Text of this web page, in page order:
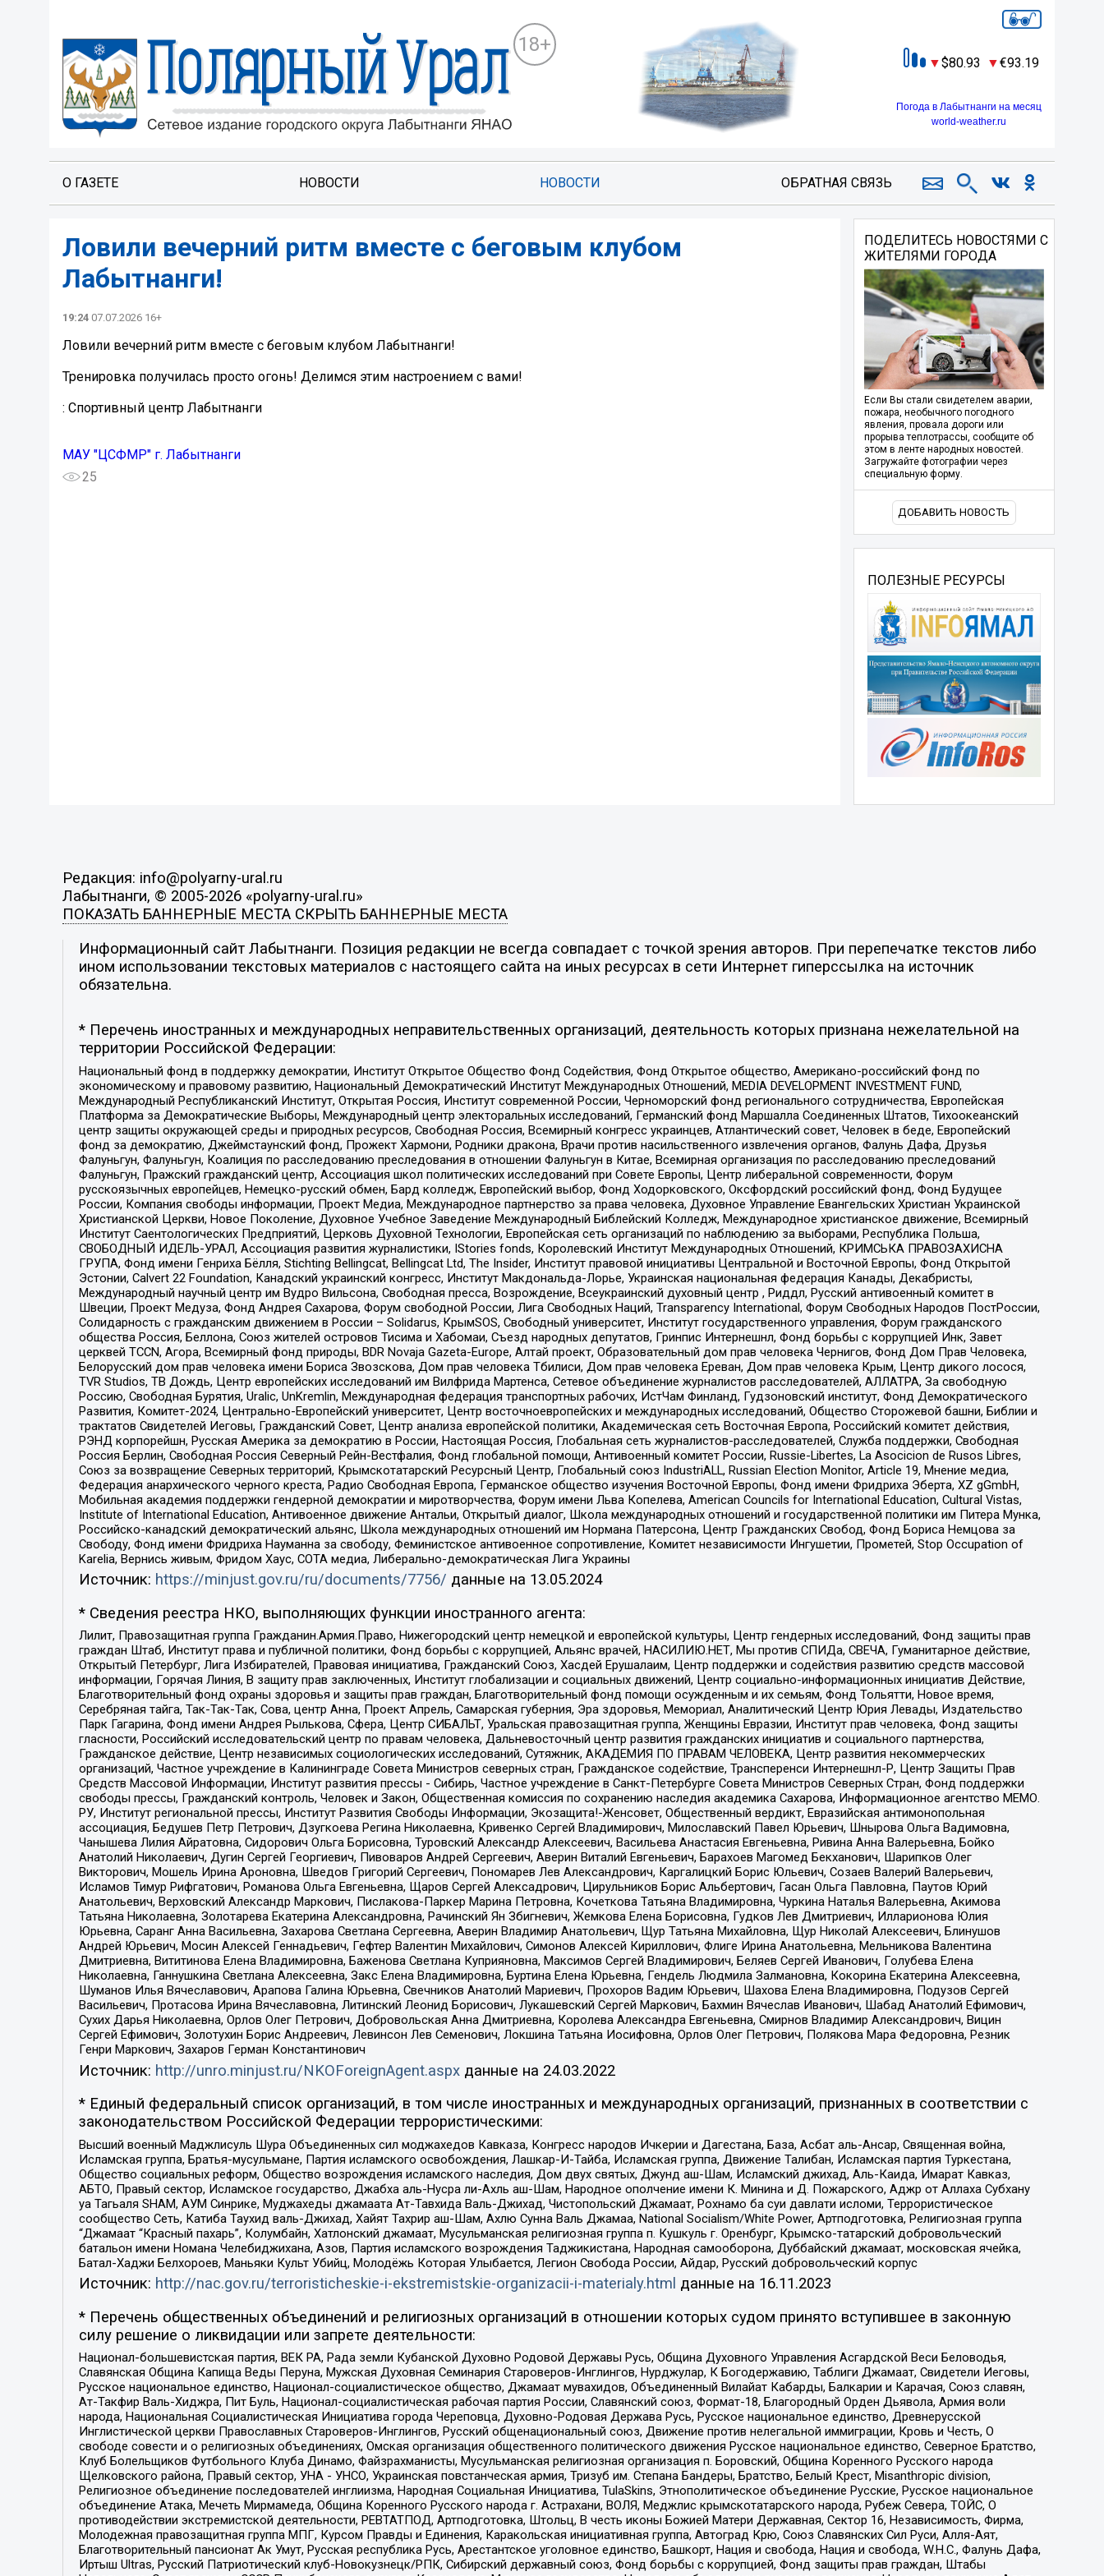
18+
80.93 93.19
Погода в Лабытнанги на месяц
world-weather.ru
О ГАЗЕТЕ НОВОСТИ НОВОСТИ ОБРАТНАЯ СВЯЗЬ
Ловили вечерний ритм вместе с беговым клубом
Лабытнанги!
19:24 07.07.2026 16+
Ловили вечерний ритм вместе с беговым клубом Лабытнанги!
Тренировка получилась просто огонь! Делимся этим настроением с вами!
: Спортивный центр Лабытнанги
МАУ "ЦСФМР" г. Лабытнанги
25
ПОДЕЛИТЕСЬ НОВОСТЯМИ С
ЖИТЕЛЯМИ ГОРОДА
Если Вы стали свидетелем аварии,
пожара, необычного погодного
явления, провала дороги или
прорыва теплотрассы, сообщите об
этом в ленте народных новостей.
Загружайте фотографии через
специальную форму.
ДОБАВИТЬ НОВОСТЬ
ПОЛЕЗНЫЕ РЕСУРСЫ
Редакция: info@polyarny-ural.ru
Лабытнанги, © 2005-2026 «polyarny-ural.ru»
ПОКАЗАТЬ БАННЕРНЫЕ МЕСТА СКРЫТЬ БАННЕРНЫЕ МЕСТА
Информационный сайт Лабытнанги. Позиция редакции не всегда совпадает с точкой зрения авторов. При перепечатке текстов либо
ином использовании текстовых материалов с настоящего сайта на иных ресурсах в сети Интернет гиперссылка на источник
обязательна.
* Перечень иностранных и международных неправительственных организаций, деятельность которых признана нежелательной на
территории Российской Федерации:
Национальный фонд в поддержку демократии, Институт Открытое Общество Фонд Содействия, Фонд Открытое общество, Американо-российский фонд по
экономическому и правовому развитию, Национальный Демократический Институт Международных Отношений, MEDIA DEVELOPMENT INVESTMENT FUND,
Международный Республиканский Институт, Открытая Россия, Институт современной России, Черноморский фонд регионального сотрудничества, Европейская
Платформа за Демократические Выборы, Международный центр электоральных исследований, Германский фонд Маршалла Соединенных Штатов, Тихоокеанский
центр защиты окружающей среды и природных ресурсов, Свободная Россия, Всемирный конгресс украинцев, Атлантический совет, Человек в беде, Европейский
фонд за демократию, Джеймстаунский фонд, Прожект Хармони, Родники дракона, Врачи против насильственного извлечения органов, Фалунь Дафа, Друзья
Фалуньгун, Фалуньгун, Коалиция по расследованию преследования в отношении Фалуньгун в Китае, Всемирная организация по расследованию преследований
Фалуньгун, Пражский гражданский центр, Ассоциация школ политических исследований при Совете Европы, Центр либеральной современности, Форум
русскоязычных европейцев, Немецко-русский обмен, Бард колледж, Европейский выбор, Фонд Ходорковского, Оксфордский российский фонд, Фонд Будущее
России, Компания свободы информации, Проект Медиа, Международное партнерство за права человека, Духовное Управление Евангельских Христиан Украинской
Христианской Церкви, Новое Поколение, Духовное Учебное Заведение Международный Библейский Колледж, Международное христианское движение, Всемирный
Институт Саентологических Предприятий, Церковь Духовной Технологии, Европейская сеть организаций по наблюдению за выборами, Республика Польша,
СВОБОДНЫЙ ИДЕЛЬ-УРАЛ, Ассоциация развития журналистики, IStories fonds, Королевский Институт Международных Отношений, КРИМСЬКА ПРАВОЗАХИСНА
ГРУПА, Фонд имени Генриха Бёлля, Stichting Bellingcat, Bellingcat Ltd, The Insider, Институт правовой инициативы Центральной и Восточной Европы, Фонд Открытой
Эстонии, Calvert 22 Foundation, Канадский украинский конгресс, Институт Макдональда-Лорье, Украинская национальная федерация Канады, Декабристы,
Международный научный центр им Вудро Вильсона, Свободная пресса, Возрождение, Всеукраинский духовный центр , Риддл, Русский антивоенный комитет в
Швеции, Проект Медуза, Фонд Андрея Сахарова, Форум свободной России, Лига Свободных Наций, Transparеncy International, Форум Свободных Народов ПостРоссии,
Солидарность с гражданским движением в России – Solidarus, КрымSOS, Свободный университет, Институт государственного управления, Форум гражданского
общества Россия, Беллона, Союз жителей островов Тисима и Хабомаи, Съезд народных депутатов, Гринпис Интернешнл, Фонд борьбы с коррупцией Инк, Завет
церквей TCCN, Агора, Всемирный фонд природы, BDR Novaja Gazeta-Europe, Алтай проект, Образовательный дом прав человека Чернигов, Фонд Дом Прав Человека,
Белорусский дом прав человека имени Бориса Звозскова, Дом прав человека Тбилиси, Дом прав человека Ереван, Дом прав человека Крым, Центр дикого лосося,
TVR Studios, ТВ Дождь, Центр европейских исследований им Вилфрида Мартенса, Сетевое объединение журналистов расследователей, АЛЛАТРА, За свободную
Россию, Свободная Бурятия, Uralic, UnKremlin, Международная федерация транспортных рабочих, ИстЧам Финланд, Гудзоновский институт, Фонд Демократического
Развития, Комитет-2024, Центрально-Европейский университет, Центр восточноевропейских и международных исследований, Общество Сторожевой башни, Библии и
трактатов Свидетелей Иеговы, Гражданский Совет, Центр анализа европейской политики, Академическая сеть Восточная Европа, Российский комитет действия,
РЭНД корпорейшн, Русская Америка за демократию в России, Настоящая Россия, Глобальная сеть журналистов-расследователей, Служба поддержки, Свободная
Россия Берлин, Свободная Россия Северный Рейн-Вестфалия, Фонд глобальной помощи, Антивоенный комитет России, Russie-Libertes, La Asocicion de Rusos Libres,
Союз за возвращение Северных территорий, Крымскотатарский Ресурсный Центр, Глобальный союз IndustriALL, Russian Election Monitor, Article 19, Мнение медиа,
Федерация анархического черного креста, Радио Свободная Европа, Германское общество изучения Восточной Европы, Фонд имени Фридриха Эберта, XZ gGmbH,
Мобильная академия поддержки гендерной демократии и миротворчества, Форум имени Льва Копелева, American Councils for International Education, Cultural Vistas,
Institute of International Education, Антивоенное движение Антальи, Открытый диалог, Школа международных отношений и государственной политики им Питера Мунка,
Российско-канадский демократический альянс, Школа международных отношений им Нормана Патерсона, Центр Гражданских Свобод, Фонд Бориса Немцова за
Свободу, Фонд имени Фридриха Науманна за свободу, Феминистское антивоенное сопротивление, Комитет независимости Ингушетии, Прометей, Stop Occupation of
Karelia, Вернись живым, Фридом Хаус, СОТА медиа, Либерально-демократическая Лига Украины
Источник: https://minjust.gov.ru/ru/documents/7756/ данные на 13.05.2024
* Сведения реестра НКО, выполняющих функции иностранного агента:
Лилит, Правозащитная группа Гражданин.Армия.Право, Нижегородский центр немецкой и европейской культуры, Центр гендерных исследований, Фонд защиты прав
граждан Штаб, Институт права и публичной политики, Фонд борьбы с коррупцией, Альянс врачей, НАСИЛИЮ.НЕТ, Мы против СПИДа, СВЕЧА, Гуманитарное действие,
Открытый Петербург, Лига Избирателей, Правовая инициатива, Гражданский Союз, Хасдей Ерушалаим, Центр поддержки и содействия развитию средств массовой
информации, Горячая Линия, В защиту прав заключенных, Институт глобализации и социальных движений, Центр социально-информационных инициатив Действие,
Благотворительный фонд охраны здоровья и защиты прав граждан, Благотворительный фонд помощи осужденным и их семьям, Фонд Тольятти, Новое время,
Серебряная тайга, Так-Так-Так, Сова, центр Анна, Проект Апрель, Самарская губерния, Эра здоровья, Мемориал, Аналитический Центр Юрия Левады, Издательство
Парк Гагарина, Фонд имени Андрея Рылькова, Сфера, Центр СИБАЛЬТ, Уральская правозащитная группа, Женщины Евразии, Институт прав человека, Фонд защиты
гласности, Российский исследовательский центр по правам человека, Дальневосточный центр развития гражданских инициатив и социального партнерства,
Гражданское действие, Центр независимых социологических исследований, Сутяжник, АКАДЕМИЯ ПО ПРАВАМ ЧЕЛОВЕКА, Центр развития некоммерческих
организаций, Частное учреждение в Калининграде Совета Министров северных стран, Гражданское содействие, Трансперенси Интернешнл-Р, Центр Защиты Прав
Средств Массовой Информации, Институт развития прессы - Сибирь, Частное учреждение в Санкт-Петербурге Совета Министров Северных Стран, Фонд поддержки
свободы прессы, Гражданский контроль, Человек и Закон, Общественная комиссия по сохранению наследия академика Сахарова, Информационное агентство МЕМО.
РУ, Институт региональной прессы, Институт Развития Свободы Информации, Экозащита!-Женсовет, Общественный вердикт, Евразийская антимонопольная
ассоциация, Бедушев Петр Петрович, Дзугкоева Регина Николаевна, Кривенко Сергей Владимирович, Милославский Павел Юрьевич, Шнырова Ольга Вадимовна,
Чанышева Лилия Айратовна, Сидорович Ольга Борисовна, Туровский Александр Алексеевич, Васильева Анастасия Евгеньевна, Ривина Анна Валерьевна, Бойко
Анатолий Николаевич, Дугин Сергей Георгиевич, Пивоваров Андрей Сергеевич, Аверин Виталий Евгеньевич, Барахоев Магомед Бекханович, Шарипков Олег
Викторович, Мошель Ирина Ароновна, Шведов Григорий Сергеевич, Пономарев Лев Александрович, Каргалицкий Борис Юльевич, Созаев Валерий Валерьевич,
Исламов Тимур Рифгатович, Романова Ольга Евгеньевна, Щаров Сергей Алексадрович, Цирульников Борис Альбертович, Гасан Ольга Павловна, Паутов Юрий
Анатольевич, Верховский Александр Маркович, Пислакова-Паркер Марина Петровна, Кочеткова Татьяна Владимировна, Чуркина Наталья Валерьевна, Акимова
Татьяна Николаевна, Золотарева Екатерина Александровна, Рачинский Ян Збигневич, Жемкова Елена Борисовна, Гудков Лев Дмитриевич, Илларионова Юлия
Юрьевна, Саранг Анна Васильевна, Захарова Светлана Сергеевна, Аверин Владимир Анатольевич, Щур Татьяна Михайловна, Щур Николай Алексеевич, Блинушов
Андрей Юрьевич, Мосин Алексей Геннадьевич, Гефтер Валентин Михайлович, Симонов Алексей Кириллович, Флиге Ирина Анатольевна, Мельникова Валентина
Дмитриевна, Вититинова Елена Владимировна, Баженова Светлана Куприяновна, Максимов Сергей Владимирович, Беляев Сергей Иванович, Голубева Елена
Николаевна, Ганнушкина Светлана Алексеевна, Закс Елена Владимировна, Буртина Елена Юрьевна, Гендель Людмила Залмановна, Кокорина Екатерина Алексеевна,
Шуманов Илья Вячеславович, Арапова Галина Юрьевна, Свечников Анатолий Мариевич, Прохоров Вадим Юрьевич, Шахова Елена Владимировна, Подузов Сергей
Васильевич, Протасова Ирина Вячеславовна, Литинский Леонид Борисович, Лукашевский Сергей Маркович, Бахмин Вячеслав Иванович, Шабад Анатолий Ефимович,
Сухих Дарья Николаевна, Орлов Олег Петрович, Добровольская Анна Дмитриевна, Королева Александра Евгеньевна, Смирнов Владимир Александрович, Вицин
Сергей Ефимович, Золотухин Борис Андреевич, Левинсон Лев Семенович, Локшина Татьяна Иосифовна, Орлов Олег Петрович, Полякова Мара Федоровна, Резник
Генри Маркович, Захаров Герман Константинович
Источник: http://unro.minjust.ru/NKOForeignAgent.aspxданные на 24.03.2022
* Единый федеральный список организаций, в том числе иностранных и международных организаций, признанных в соответствии с
законодательством Российской Федерации террористическими:
Высший военный Маджлисуль Шура Объединенных сил моджахедов Кавказа, Конгресс народов Ичкерии и Дагестана, База, Асбат аль-Ансар, Священная война,
Исламская группа, Братья-мусульмане, Партия исламского освобождения, Лашкар-И-Тайба, Исламская группа, Движение Талибан, Исламская партия Туркестана,
Общество социальных реформ, Общество возрождения исламского наследия, Дом двух святых, Джунд аш-Шам, Исламский джихад, Аль-Каида, Имарат Кавказ,
АБТО, Правый сектор, Исламское государство, Джабха аль-Нусра ли-Ахль аш-Шам, Народное ополчение имени К. Минина и Д. Пожарского, Аджр от Аллаха Субхану
уа Тагьаля SHAM, АУМ Синрике, Муджахеды джамаата Ат-Тавхида Валь-Джихад, Чистопольский Джамаат, Рохнамо ба суи давлати исломи, Террористическое
сообщество Сеть, Катиба Таухид валь-Джихад, Хайят Тахрир аш-Шам, Ахлю Сунна Валь Джамаа, National Socialism/White Power, Артподготовка, Религиозная группа
“Джамаат “Красный пахарь”, Колумбайн, Хатлонский джамаат, Мусульманская религиозная группа п. Кушкуль г. Оренбург, Крымско-татарский добровольческий
батальон имени Номана Челебиджихана, Азов, Партия исламского возрождения Таджикистана, Народная самооборона, Дуббайский джамаат, московская ячейка,
Батал-Хаджи Белхороев, Маньяки Культ Убийц, Молодёжь Которая Улыбается, Легион Свобода России, Айдар, Русский добровольческий корпус
Источник: http://nac.gov.ru/terroristicheskie-i-ekstremistskie-organizacii-i-materialy.html данные на 16.11.2023
* Перечень общественных объединений и религиозных организаций в отношении которых судом принято вступившее в законную
силу решение о ликвидации или запрете деятельности:
Национал-большевистская партия, ВЕК РА, Рада земли Кубанской Духовно Родовой Державы Русь, Община Духовного Управления Асгардской Веси Беловодья,
Славянская Община Капища Веды Перуна, Мужская Духовная Семинария Староверов-Инглингов, Нурджулар, К Богодержавию, Таблиги Джамаат, Свидетели Иеговы,
Русское национальное единство, Национал-социалистическое общество, Джамаат мувахидов, Объединенный Вилайат Кабарды, Балкарии и Карачая, Союз славян,
Ат-Такфир Валь-Хиджра, Пит Буль, Национал-социалистическая рабочая партия России, Славянский союз, Формат-18, Благородный Орден Дьявола, Армия воли
народа, Национальная Социалистическая Инициатива города Череповца, Духовно-Родовая Держава Русь, Русское национальное единство, Древнерусской
Инглистической церкви Православных Староверов-Инглингов, Русский общенациональный союз, Движение против нелегальной иммиграции, Кровь и Честь, О
свободе совести и о религиозных объединениях, Омская организация общественного политического движения Русское национальное единство, Северное Братство,
Клуб Болельщиков Футбольного Клуба Динамо, Файзрахманисты, Мусульманская религиозная организация п. Боровский, Община Коренного Русского народа
Щелковского района, Правый сектор, УНА - УНСО, Украинская повстанческая армия, Тризуб им. Степана Бандеры, Братство, Белый Крест, Misanthropic division,
Религиозное объединение последователей инглиизма, Народная Социальная Инициатива, TulaSkins, Этнополитическое объединение Русские, Русское национальное
объединение Атака, Мечеть Мирмамеда, Община Коренного Русского народа г. Астрахани, ВОЛЯ, Меджлис крымскотатарского народа, Рубеж Севера, ТОЙС, О
противодействии экстремистской деятельности, РЕВТАТПОД, Артподготовка, Штольц, В честь иконы Божией Матери Державная, Сектор 16, Независимость, Фирма,
Молодежная правозащитная группа МПГ, Курсом Правды и Единения, Каракольская инициативная группа, Автоград Крю, Союз Славянских Сил Руси, Алля-Аят,
Благотворительный пансионат Ак Умут, Русская республика Русь, Арестантское уголовное единство, Башкорт, Нация и свобода, Нация и свобода, W.H.С., Фалунь Дафа,
Иртыш Ultras, Русский Патриотический клуб-Новокузнецк/РПК, Сибирский державный союз, Фонд борьбы с коррупцией, Фонд защиты прав граждан, Штабы